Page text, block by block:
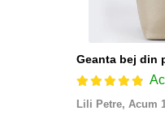
Geanta bej din
Lili Petre, Acum